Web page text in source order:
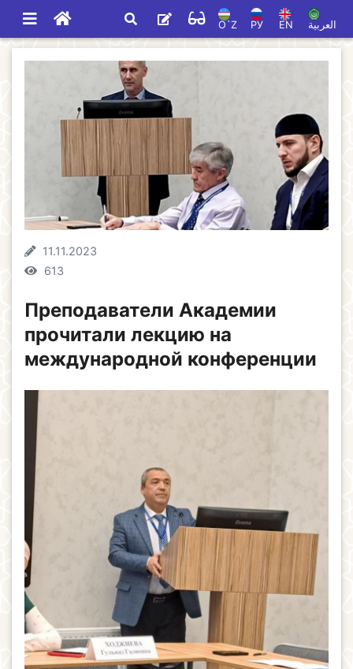
O`Z РУ EN العربية
11.11.2023
613
Преподаватели Академии
прочитали лекцию на
международной конференции